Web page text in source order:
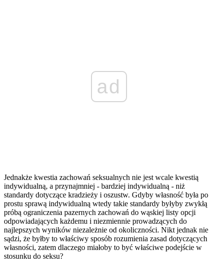
ad
Jednakże kwestia zachowań seksualnych nie jest wcale kwestią
indywidualną, a przynajmniej - bardziej indywidualną - niż
standardy dotyczące kradzieży i oszustw. Gdyby własność była po
prostu sprawą indywidualną wtedy takie standardy byłyby zwykłą
próbą ograniczenia pazernych zachowań do wąskiej listy opcji
odpowiadających każdemu i niezmiennie prowadzących do
najlepszych wyników niezależnie od okoliczności. Nikt jednak nie
sądzi, że byłby to właściwy sposób rozumienia zasad dotyczących
własności, zatem dlaczego miałoby to być właściwe podejście w
stosunku do seksu?